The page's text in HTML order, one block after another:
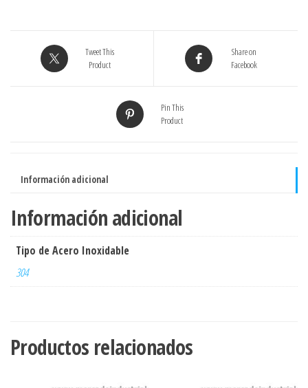
Grado
cantidad
Tweet This
Product
Share on
Facebook
Pin This
Product
Información adicional
Información adicional
Tipo de Acero Inoxidable
304
Productos relacionados